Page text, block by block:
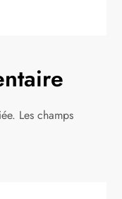
Les champs